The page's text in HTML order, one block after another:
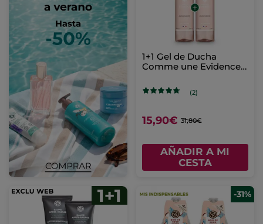
1+1 Gel de Ducha
Comme une Evidence
(2)
15,90€ 31,80€
AÑADIR A MI
CESTA
-31%